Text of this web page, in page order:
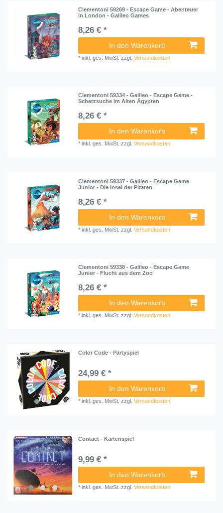
Clementoni 59269 - Escape Game - Abenteuer
in London - Galileo Games
8,26 € *
In den Warenkorb
*inkl. ges. MwSt. zzgl.Versandkosten
Clementoni 59334 - Galileo - Escape Game -
Schatzsuche im Alten Ägypten
8,26 € *
In den Warenkorb
*inkl. ges. MwSt. zzgl.Versandkosten
Clementoni 59337 - Galileo - Escape Game
Junior - Die Insel der Piraten
8,26 € *
In den Warenkorb
*inkl. ges. MwSt. zzgl.Versandkosten
Clementoni 59338 - Galileo - Escape Game
Junior - Flucht aus dem Zoo
8,26 € *
In den Warenkorb
*inkl. ges. MwSt. zzgl.Versandkosten
Color Code - Partyspiel
24,99 € *
In den Warenkorb
*inkl. ges. MwSt. zzgl.Versandkosten
Contact - Kartenspiel
9,99 € *
In den Warenkorb
*inkl. ges. MwSt. zzgl.Versandkosten